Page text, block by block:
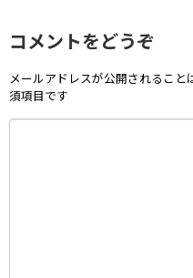
コメントをどうぞ
メールアドレスが公開されること
須項目です